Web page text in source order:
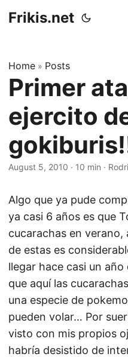
Frikis.net
Home » Posts
Primer
ejercito
August 5, 2010 · 10 min ·
Algo que ya pude
ya casi 6 años es que
cucarachas en verano,
de estas es
llegar hace casi un
que aquí las
una especie de
pueden volar… Por
visto con mis propios
habría desistido de